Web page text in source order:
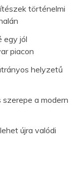
történelmi
egy jól
piacon
helyzetű
a modern
újra valódi